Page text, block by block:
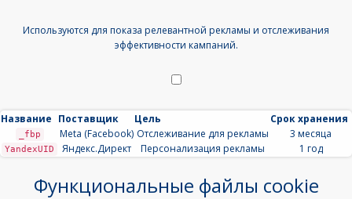
Используются для показа релевантной рекламы и отслеживания
эффективности кампаний.
Название Поставщик Цель Срок хранения
_fbp Meta (Facebook) Отслеживание для рекламы 3 месяца
YandexUID Яндекс.Директ Персонализация рекламы 1 год
Функциональные файлы cookie